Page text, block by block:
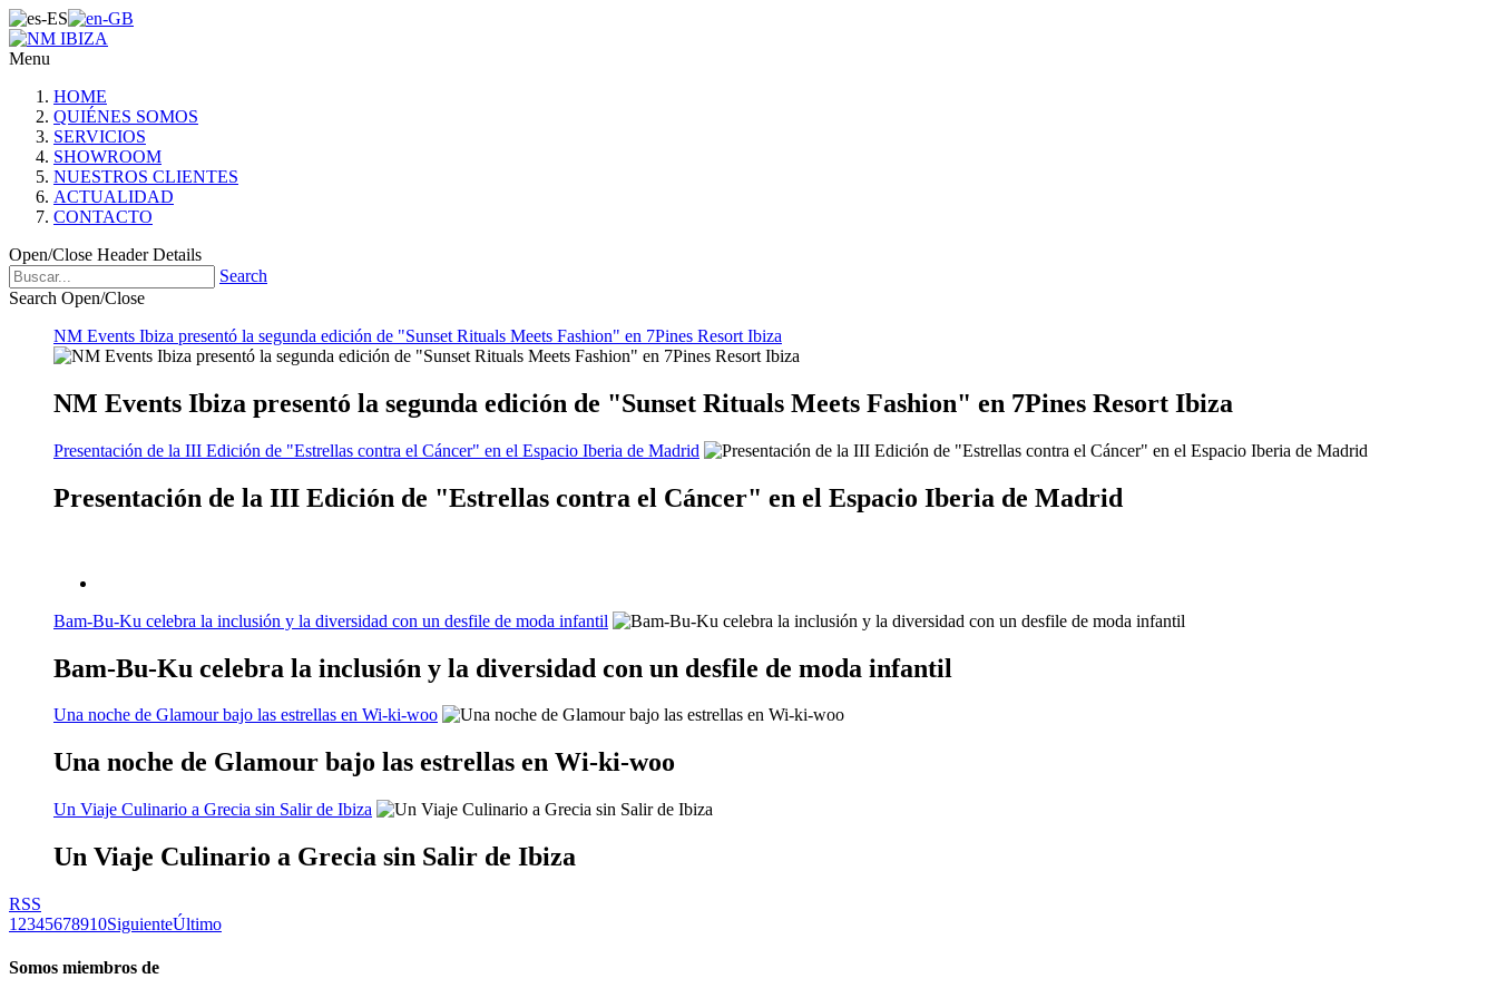
Menu
HOME
QUIÉNES SOMOS
SERVICIOS
SHOWROOM
NUESTROS CLIENTES
ACTUALIDAD
CONTACTO
Open/Close Header Details
Search
Search Open/Close
NM Events Ibiza presentó la segunda edición de "Sunset Rituals Meets Fashion" en 7Pines Resort Ibiza
NM Events Ibiza presentó la segunda edición de "Sunset Rituals Meets Fashion" en 7Pines Resort Ibiza
Presentación de la III Edición de "Estrellas contra el Cáncer" en el Espacio Iberia de Madrid
Presentación de la III Edición de "Estrellas contra el Cáncer" en el Espacio Iberia de Madrid
Bam-Bu-Ku celebra la inclusión y la diversidad con un desfile de moda infantil
Bam-Bu-Ku celebra la inclusión y la diversidad con un desfile de moda infantil
Una noche de Glamour bajo las estrellas en Wi-ki-woo
Una noche de Glamour bajo las estrellas en Wi-ki-woo
Un Viaje Culinario a Grecia sin Salir de Ibiza
Un Viaje Culinario a Grecia sin Salir de Ibiza
RSS
1 2345678910SiguienteÚltimo
Somos miembros de